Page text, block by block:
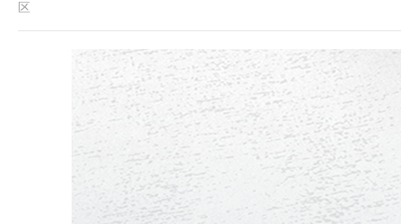
区